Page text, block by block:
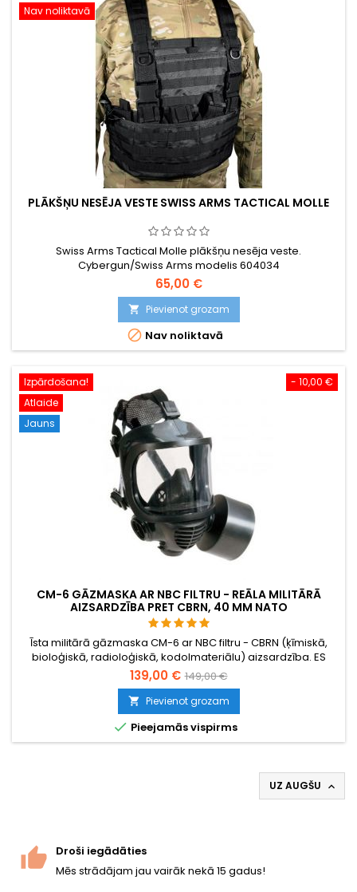
Nav noliktavā
PLĀKŠŅU NESĒJA VESTE SWISS ARMS TACTICAL MOLLE
Swiss Arms Tactical Molle plākšņu nesēja veste.
Cybergun/Swiss Arms modelis 604034
65,00 €
 Pievienot grozam
 Nav noliktavā
- 10,00 €
Izpārdošana!
Atlaide
Jauns
CM-6 GĀZMASKA AR NBC FILTRU - REĀLA MILITĀRĀ
AIZSARDZĪBA PRET CBRN, 40 MM NATO
Īsta militārā gāzmaska CM-6 ar NBC filtru - CBRN (ķīmiskā,
bioloģiskā, radioloģiskā, kodolmateriālu) aizsardzība. ES
ražota, 40 mm NATO (STANAG 4155) filtra pieslēgvieta,
panorāmas polikarbonāta vizieris, runājoša diafragma, ar
diviem filtriem. Ideāli piemērots airsoft un kaujinieku sejas
aizsardzībai vai kā nopietns izdzīvošanas ekipējums.
139,00 € 149,00 €
 Pievienot grozam
 Pieejamās vispirms
UZ AUGŠU 
Droši iegādāties
Mēs strādājam jau vairāk nekā 15 gadus!